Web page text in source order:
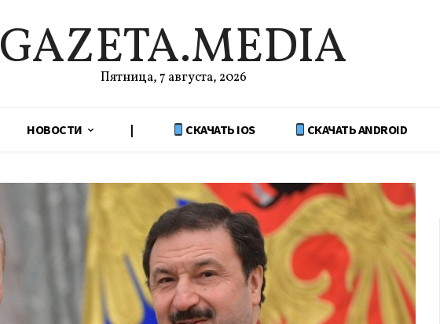
GAZETA.MEDIA
Пятница, 7 августа, 2026
НОВОСТИ | СКАЧАТЬ IOS СКАЧАТЬ ANDROID